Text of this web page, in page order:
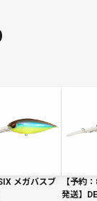
メガバスブ
【予約
発送】